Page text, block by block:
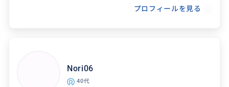
ャーツアーをメインとしつつも、首都サンホセ市内観光や
プロフィールを見る
Nori06
40代